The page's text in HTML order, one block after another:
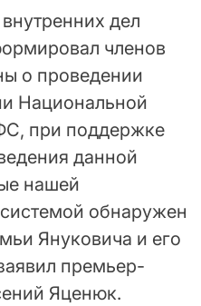
дел
членов
о проведении
Национальной
при поддержке
данной
нашей
обнаружен
Януковича и его
премьер-
Яценюк.